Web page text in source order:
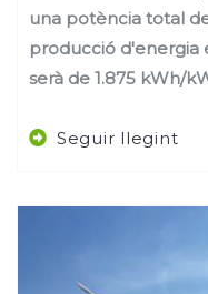
una potència total
producció d'energia
serà de 1.875 kWh/
Seguir llegint